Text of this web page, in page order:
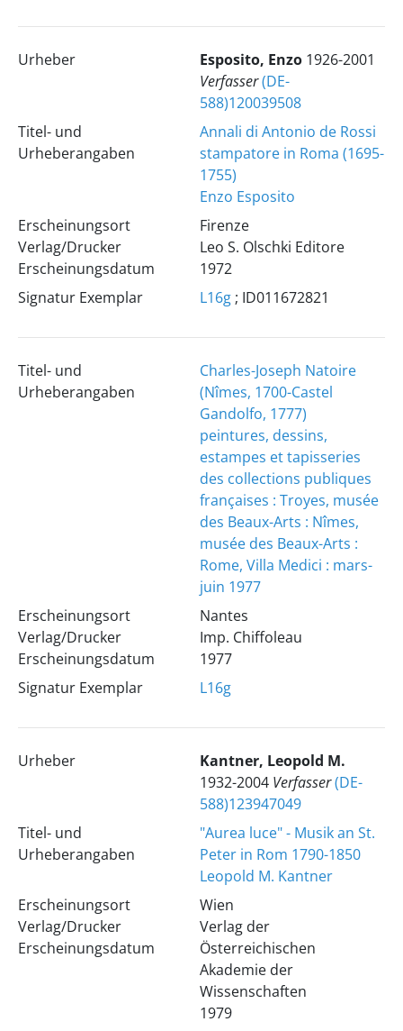
Urheber Esposito, Enzo 1926-2001
Verfasser(DE-
588)120039508
Titel- und
Urheberangaben
Annali di Antonio de Rossi
stampatore in Roma (1695-
1755)
Enzo Esposito
Erscheinungsort
Verlag/Drucker
Erscheinungsdatum
Firenze
Leo S. Olschki Editore
1972
Signatur Exemplar
L16g; ID011672821
Titel- und
Urheberangaben
Charles-Joseph Natoire
(Nîmes, 1700-Castel
Gandolfo, 1777)
peintures, dessins,
estampes et tapisseries
des collections publiques
françaises : Troyes, musée
des Beaux-Arts : Nîmes,
musée des Beaux-Arts :
Rome, Villa Medici : mars-
juin 1977
Erscheinungsort
Verlag/Drucker
Erscheinungsdatum
Nantes
Imp. Chiffoleau
1977
Signatur Exemplar
L16g
Urheber
Kantner, Leopold M.
1932-2004 Verfasser(DE-
588)123947049
Titel- und
Urheberangaben
"Aurea luce" - Musik an St.
Peter in Rom 1790-1850
Leopold M. Kantner
Erscheinungsort
Verlag/Drucker
Erscheinungsdatum
Wien
Verlag der
Österreichischen
Akademie der
Wissenschaften
1979